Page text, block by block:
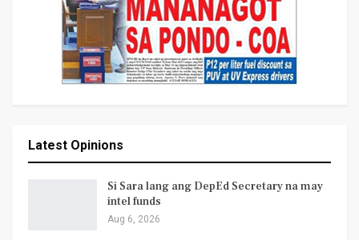
Latest Opinions
Si Sara lang ang DepEd Secretary na may
intel funds
Aug 6, 2026